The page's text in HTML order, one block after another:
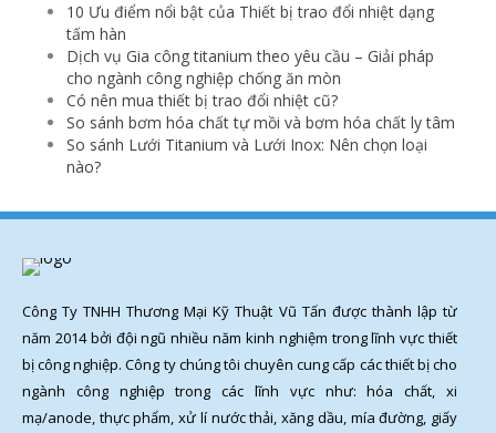
10 Ưu điểm nổi bật của Thiết bị trao đổi nhiệt dạng
tấm hàn
Dịch vụ Gia công titanium theo yêu cầu – Giải pháp
cho ngành công nghiệp chống ăn mòn
Có nên mua thiết bị trao đổi nhiệt cũ?
So sánh bơm hóa chất tự mồi và bơm hóa chất ly tâm
So sánh Lưới Titanium và Lưới Inox: Nên chọn loại
nào?
Công Ty TNHH Thương Mại Kỹ Thuật Vũ Tấn được thành lập từ
năm 2014 bởi đội ngũ nhiều năm kinh nghiệm trong lĩnh vực thiết
bị công nghiệp. Công ty chúng tôi chuyên cung cấp các thiết bị cho
ngành công nghiệp trong các lĩnh vực như: hóa chất, xi
mạ/anode, thực phẩm, xử lí nước thải, xăng dầu, mía đường, giấy